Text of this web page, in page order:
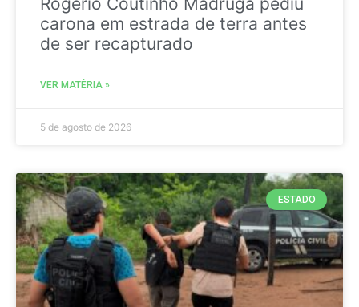
carona em estrada de terra antes
de ser recapturado
VER MATÉRIA »
5 de agosto de 2026
ESTADO